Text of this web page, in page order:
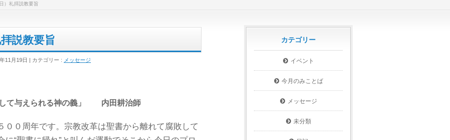
）礼拝説教要旨
説教要旨
11月19日 カテゴリー : メッセージ
して与えられる神の義」 内田耕治師
００周年です。宗教改革は聖書から離れて腐敗して
カテゴリー
イベント
今月のみことば
メッセージ
未分類